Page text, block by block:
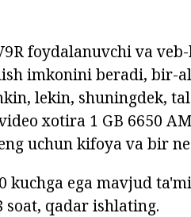
foydalanuvchi va
imkonini beradi, bir-
lekin, shuningdek,
xotira 1 GB 6650
uchun kifoya va bir
ega mavjud
qadar ishlating.